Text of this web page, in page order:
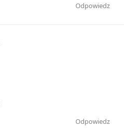
Odpowiedz
Odpowiedz